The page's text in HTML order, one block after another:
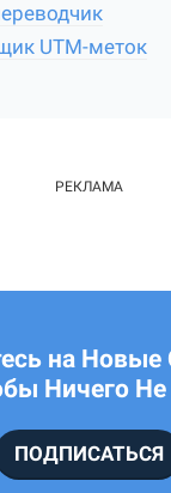
UTM-меток
на Новые
Ничего
ПОДПИСАТЬСЯ